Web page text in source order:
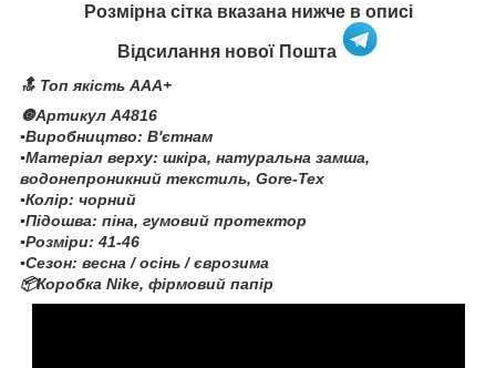
Розмірна сітка вказана нижче в описі
Відсилання нової Пошта
🔝 Топ якість AAA+
🔘Артикул A4816
▪️Виробництво: В'єтнам
▪️Матеріал верху: шкіра, натуральна замша,
водонепроникний текстиль, Gore-Tex
▪️Колір: чорний
▪️Підошва: піна, гумовий протектор
▪️Розміри: 41-46
▪️Сезон: весна / осінь / єврозима
📦Коробка Nike, фірмовий папір